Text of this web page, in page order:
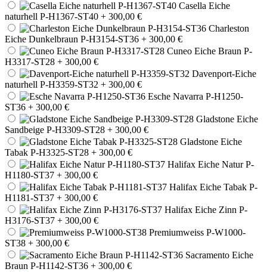
Casella Eiche
naturhell P-H1367-ST40 + 300,00 €
Charleston
Eiche Dunkelbraun P-H3154-ST36 + 300,00 €
Cuneo Eiche Braun P-
H3317-ST28 + 300,00 €
Davenport-Eiche
naturhell P-H3359-ST32 + 300,00 €
Esche Navarra P-H1250-
ST36 + 300,00 €
Gladstone Eiche
Sandbeige P-H3309-ST28 + 300,00 €
Gladstone Eiche
Tabak P-H3325-ST28 + 300,00 €
Halifax Eiche Natur P-
H1180-ST37 + 300,00 €
Halifax Eiche Tabak P-
H1181-ST37 + 300,00 €
Halifax Eiche Zinn P-
H3176-ST37 + 300,00 €
Premiumweiss P-W1000-
ST38 + 300,00 €
Sacramento Eiche
Braun P-H1142-ST36 + 300,00 €